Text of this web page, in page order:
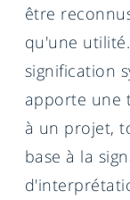
être
qu'une
signification
apporte une
à un projet,
base à la